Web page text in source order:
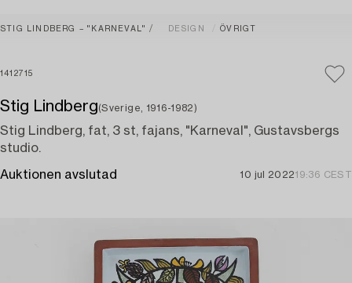
STIG LINDBERG – "KARNEVAL" DESIGN ÖVRIGT
1412715
Stig Lindberg(Sverige, 1916-1982)
Stig Lindberg, fat, 3 st, fajans, "Karneval", Gustavsbergs
studio.
Auktionen avslutad 10 jul 202219:36 CEST